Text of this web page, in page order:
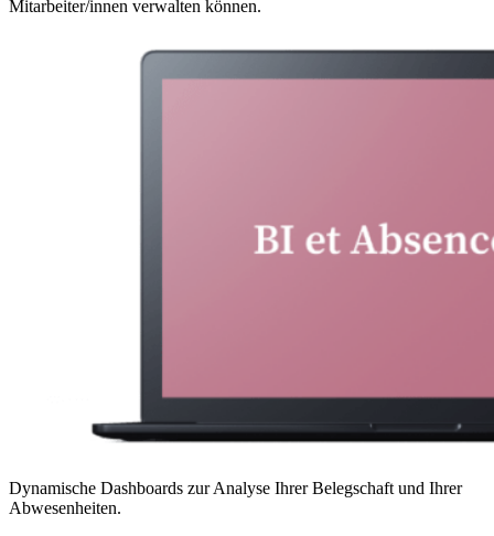
Mitarbeiter/innen verwalten können.
Dynamische Dashboards zur Analyse Ihrer Belegschaft und Ihrer
Abwesenheiten.